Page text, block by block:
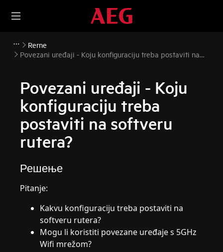
Rerne
Povezani uređaji - Koju konfiguraciju treba postaviti na
Povezani uređaji - Koju
konfiguraciju treba
postaviti na softveru
rutera?
Решење
Pitanje:
Kakvu konfiguraciju treba postaviti na
softveru rutera?
Mogu li koristiti povezane uređaje s 5GHz
Wifi mrežom?